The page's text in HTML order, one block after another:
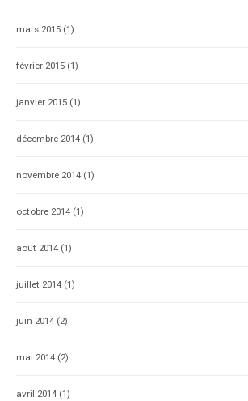
mars 2015 (1)
février 2015 (1)
janvier 2015 (1)
décembre 2014 (1)
novembre 2014 (1)
octobre 2014 (1)
août 2014 (1)
juillet 2014 (1)
juin 2014 (2)
mai 2014 (2)
avril 2014 (1)